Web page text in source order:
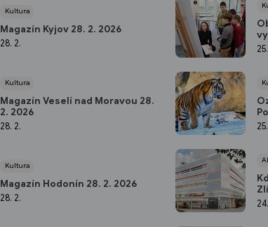
Kultura
Magazín Kyjov 28. 2. 2026
28. 2.
Kultura
Magazín Veselí nad Moravou 28.
2. 2026
28. 2.
Kultura
Magazín Hodonín 28. 2. 2026
28. 2.